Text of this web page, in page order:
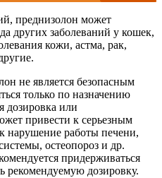
преднизолон может
других заболеваний у кошек,
кожи, астма, рак,
не является безопасным
только по назначению
дозировка или
привести к серьезным
нарушение работы печени,
остеопороз и др.
придерживаться
рекомендуемую дозировку.